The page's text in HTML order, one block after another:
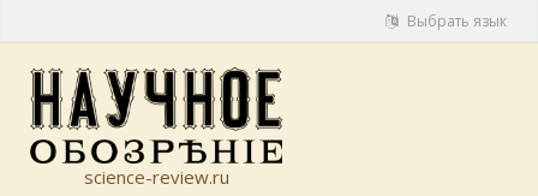
Выбрать язык
science-review.ru